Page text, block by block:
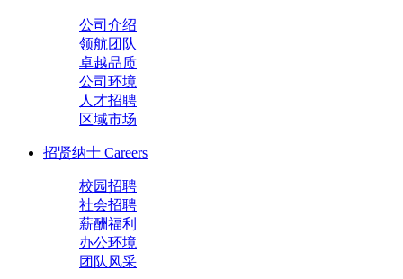
公司介绍
领航团队
卓越品质
公司环境
人才招聘
区域市场
招贤纳士 Careers
校园招聘
社会招聘
薪酬福利
办公环境
团队风采